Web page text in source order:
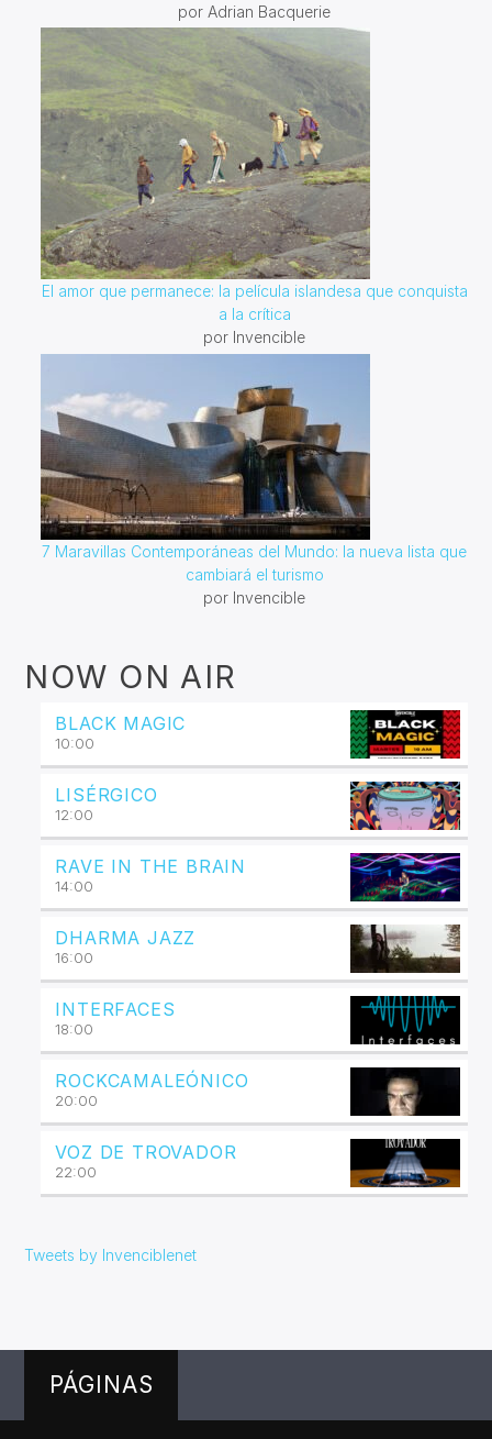
por Adrian Bacquerie
El amor que permanece: la película islandesa que conquista
a la crítica
por Invencible
7 Maravillas Contemporáneas del Mundo: la nueva lista que
cambiará el turismo
por Invencible
NOW ON AIR
BLACK MAGIC
10:00
LISÉRGICO
12:00
RAVE IN THE BRAIN
14:00
DHARMA JAZZ
16:00
INTERFACES
18:00
ROCKCAMALEÓNICO
20:00
VOZ DE TROVADOR
22:00
Tweets by Invenciblenet
PÁGINAS